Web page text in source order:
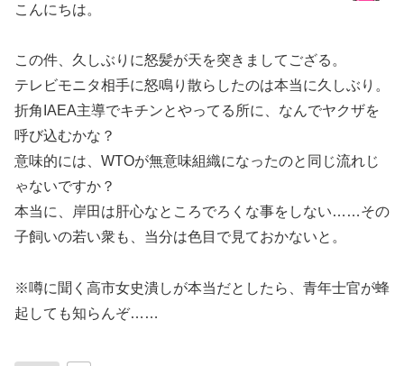
こんにちは。
この件、久しぶりに怒髪が天を突きましてござる。
テレビモニタ相手に怒鳴り散らしたのは本当に久しぶり。
折角IAEA主導でキチンとやってる所に、なんでヤクザを
呼び込むかな？
意味的には、WTOが無意味組織になったのと同じ流れじ
ゃないですか？
本当に、岸田は肝心なところでろくな事をしない……その
子飼いの若い衆も、当分は色目で見ておかないと。
※噂に聞く高市女史潰しが本当だとしたら、青年士官が蜂
起しても知らんぞ……